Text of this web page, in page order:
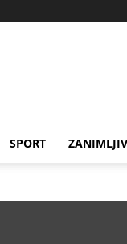
SPORT